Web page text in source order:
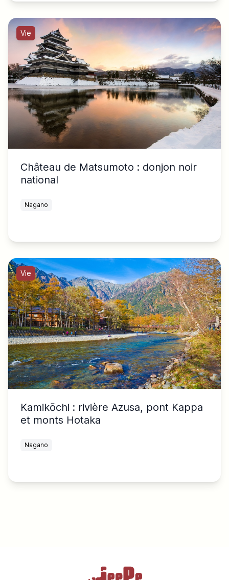
Vie
Château de Matsumoto : donjon noir
national
Nagano
Vie
Kamikōchi : rivière Azusa, pont Kappa
et monts Hotaka
Nagano